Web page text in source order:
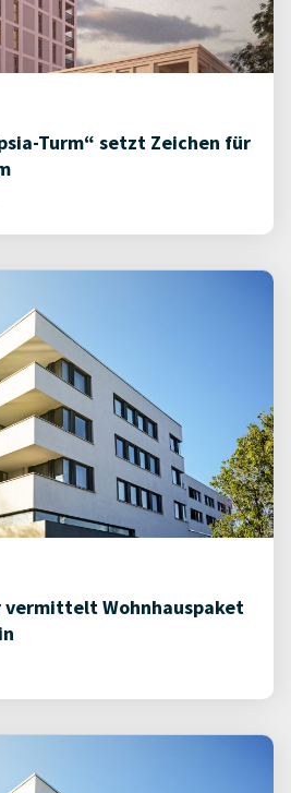
Turm“ setzt Zeichen für
vermittelt Wohnhauspaket